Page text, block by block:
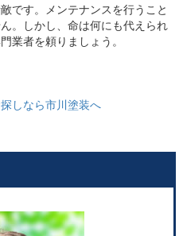
です。メンテナンスを行うこと
。しかし、命は何にも代えられ
業者を頼りましょう。
しなら市川塗装へ